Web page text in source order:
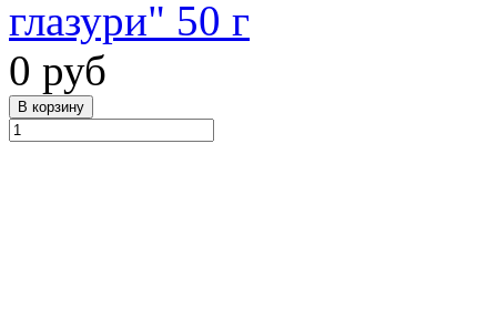
глазури" 50 г
0 руб